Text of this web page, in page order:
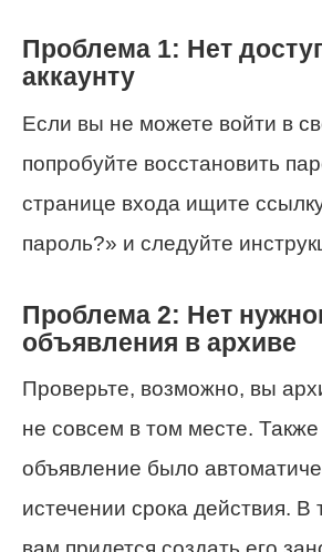
Проблема 1: Нет
аккаунту
Если вы не можете войти в
попробуйте восстановить
странице входа ищите
пароль?» и следуйте
Проблема 2: Нет
объявления в архиве
Проверьте, возможно, вы
не совсем в том месте.
объявление было
истечении срока действия. В